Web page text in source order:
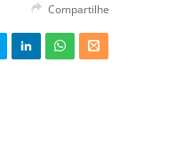
Compartilhe